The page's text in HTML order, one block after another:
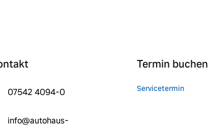
07542 4094-0
info@autohaus-
Termin buchen
Servicetermin